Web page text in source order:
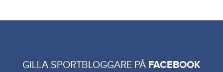
GILLA SPORTBLOGGARE PÅ FACEBOOK